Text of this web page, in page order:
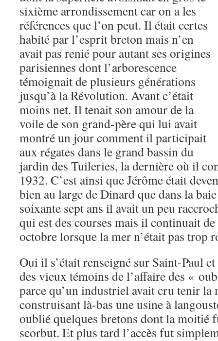
sixième arrondissement car on a les
références que l’on peut. Il était certes
habité par l’esprit breton mais n’en
avait pas renié pour autant ses origines
parisiennes dont l’arborescence
témoignait de plusieurs générations
jusqu’à la Révolution. Avant c’était
moins net. Il tenait son amour de la
voile de son grand-père qui lui avait
montré un jour comment il participait
aux régates dans le grand bassin du
jardin des Tuileries, la dernière où il
1932. C’est ainsi que Jérôme était
bien au large de Dinard que dans la
soixante sept ans il avait un peu
qui est des courses mais il continuait
octobre lorsque la mer n’était pas trop
Oui il s’était renseigné sur Saint-Paul
des vieux témoins de l’affaire des «
parce qu’un industriel avait cru tenir la
construisant là-bas une usine à
oublié quelques bretons dont la moitié
scorbut. Et plus tard l’accès fut